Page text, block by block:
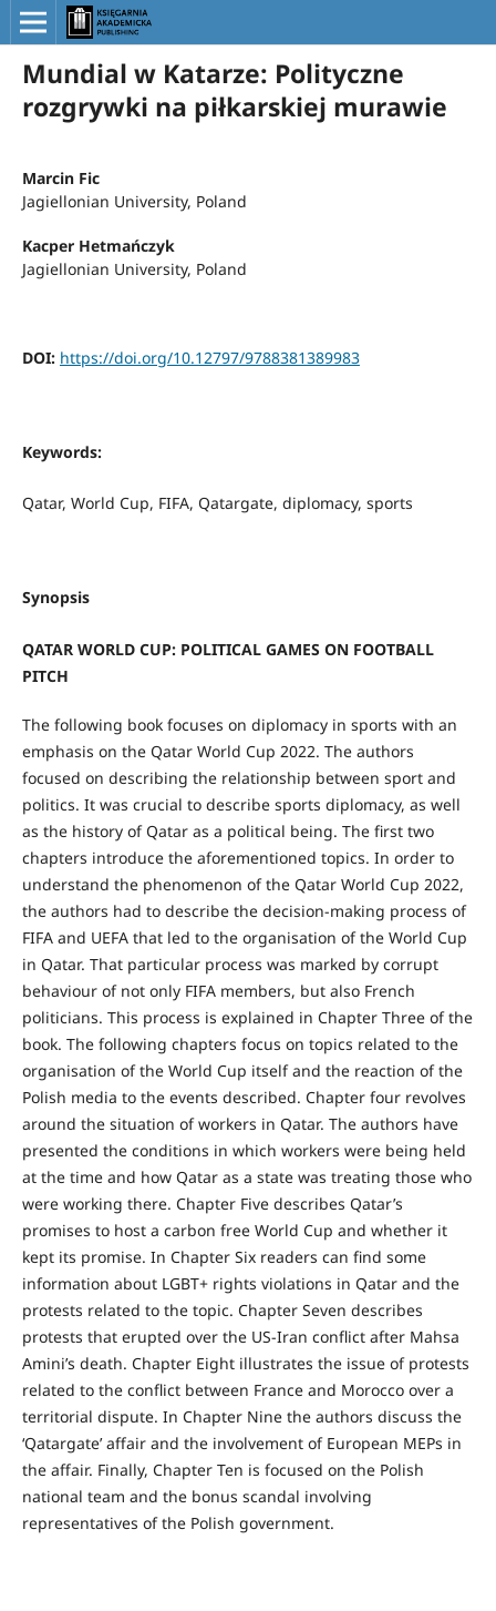
Mundial w Katarze: Polityczne
rozgrywki na piłkarskiej murawie
Marcin Fic
Jagiellonian University, Poland
Kacper Hetmańczyk
Jagiellonian University, Poland
DOI: https://doi.org/10.12797/9788381389983
Keywords:
Qatar, World Cup, FIFA, Qatargate, diplomacy, sports
Synopsis
QATAR WORLD CUP: POLITICAL GAMES ON FOOTBALL
PITCH
The following book focuses on diplomacy in sports with an
emphasis on the Qatar World Cup 2022. The authors
focused on describing the relationship between sport and
politics. It was crucial to describe sports diplomacy, as well
as the history of Qatar as a political being. The first two
chapters introduce the aforementioned topics. In order to
understand the phenomenon of the Qatar World Cup 2022,
the authors had to describe the decision-making process of
FIFA and UEFA that led to the organisation of the World Cup
in Qatar. That particular process was marked by corrupt
behaviour of not only FIFA members, but also French
politicians. This process is explained in Chapter Three of the
book. The following chapters focus on topics related to the
organisation of the World Cup itself and the reaction of the
Polish media to the events described. Chapter four revolves
around the situation of workers in Qatar. The authors have
presented the conditions in which workers were being held
at the time and how Qatar as a state was treating those who
were working there. Chapter Five describes Qatar’s
promises to host a carbon free World Cup and whether it
kept its promise. In Chapter Six readers can find some
information about LGBT+ rights violations in Qatar and the
protests related to the topic. Chapter Seven describes
protests that erupted over the US-Iran conflict after Mahsa
Amini’s death. Chapter Eight illustrates the issue of protests
related to the conflict between France and Morocco over a
territorial dispute. In Chapter Nine the authors discuss the
‘Qatargate’ affair and the involvement of European MEPs in
the affair. Finally, Chapter Ten is focused on the Polish
national team and the bonus scandal involving
representatives of the Polish government.